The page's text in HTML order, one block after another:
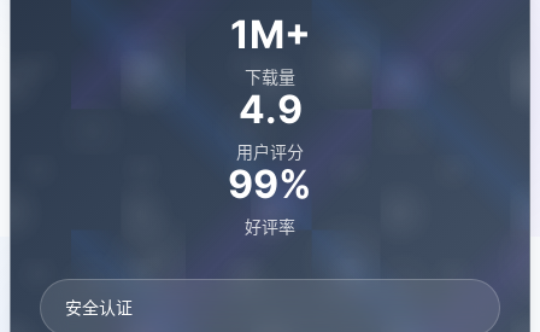
1M+
下载量
4.9
用户评分
99%
好评率
安全认证